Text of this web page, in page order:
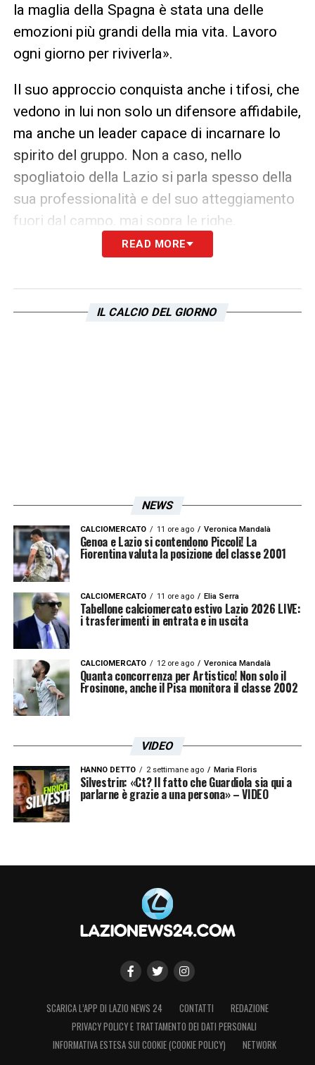
la maglia della Spagna è stata una delle
emozioni più grandi della mia vita. Lavoro
ogni giorno per riviverla».
Il suo approccio conquista anche i tifosi, che
vedono in lui non solo un difensore affidabile,
ma anche un leader capace di incarnare lo
spirito del gruppo. Non a caso, nello
spogliatoio della Lazio si parla spesso della
sua professionalità e del suo atteggiamento
fuori dal campo, mai sopra le righe.
In una stagione senza Europa, Gila vuole
fare voli pindarici: testa bassa e pedalare.
READ MORE
IL CALCIO DEL GIORNO
NEWS
CALCIOMERCATO 11 ore ago Veronica Mandalà
Genoa e Lazio si contendono Piccoli! La
Fiorentina valuta la posizione del classe 2001
CALCIOMERCATO 11 ore ago Elia Serra
Tabellone calciomercato estivo Lazio 2026 LIVE:
i trasferimenti in entrata e in uscita
CALCIOMERCATO 12 ore ago Veronica Mandalà
Quanta concorrenza per Artistico! Non solo il
Frosinone, anche il Pisa monitora il classe 2002
VIDEO
HANNO DETTO 2 settimane ago Maria Floris
Silvestrin: «Ct? Il fatto che Guardiola sia qui a
parlarne è grazie a una persona» – VIDEO
SCARICA L’APP DI LAZIO NEWS 24 CONTATTI
REDAZIONE
PRIVACY POLICY E TRATTAMENTO DEI DATI PERSONALI
INFORMATIVA ESTESA SUI COOKIE (COOKIE POLICY)
NETWORK